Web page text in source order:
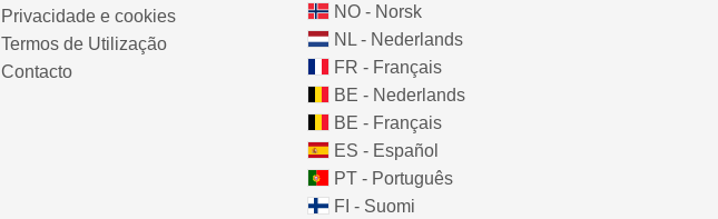
Privacidade e cookies
Termos de Utilização
Contacto
NO - Norsk
NL - Nederlands
FR - Français
BE - Nederlands
BE - Français
ES - Español
PT - Português
FI - Suomi